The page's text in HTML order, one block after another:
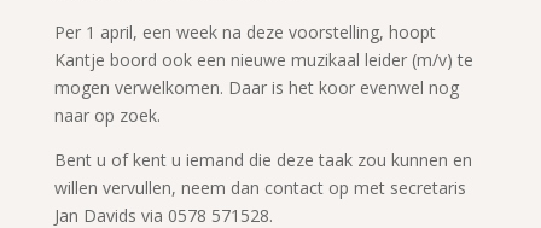
Per 1 april, een week na deze voorstelling, hoopt
Kantje boord ook een nieuwe muzikaal leider (m/v) te
mogen verwelkomen. Daar is het koor evenwel nog
naar op zoek.
Bent u of kent u iemand die deze taak zou kunnen en
willen vervullen, neem dan contact op met secretaris
Jan Davids via 0578 571528.